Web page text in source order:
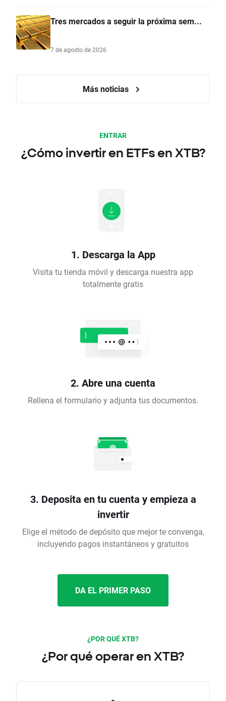
Tres mercados a seguir la próxima sem...
7 de agosto de 2026
Más noticias
ENTRAR
¿Cómo invertir en ETFs en XTB?
1. Descarga la App
Visita tu tienda móvil y descarga nuestra app
totalmente gratis
2. Abre una cuenta
Rellena el formulario y adjunta tus documentos.
3. Deposita en tu cuenta y empieza a
invertir
Elige el método de depósito que mejor te convenga,
incluyendo pagos instantáneos y gratuitos
DA EL PRIMER PASO
¿POR QUÉ XTB?
¿Por qué operar en XTB?